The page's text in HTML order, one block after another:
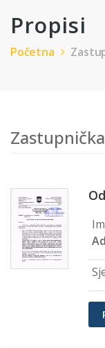
Propisi
Početna